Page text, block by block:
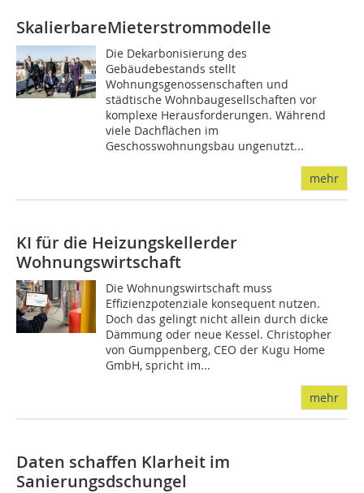
SkalierbareMieterstrommodelle
Die Dekarbonisierung des
Gebäudebestands stellt
Wohnungsgenossenschaften und
städtische Wohnbaugesellschaften vor
komplexe Herausforderungen. Während
viele Dachflächen im
Geschosswohnungsbau ungenutzt...
mehr
KI für die Heizungskellerder
Wohnungswirtschaft
Die Wohnungswirtschaft muss
Effizienzpotenziale konsequent nutzen.
Doch das gelingt nicht allein durch dicke
Dämmung oder neue Kessel. Christopher
von Gumppenberg, CEO der Kugu Home
GmbH, spricht im...
mehr
Daten schaffen Klarheit im
Sanierungsdschungel